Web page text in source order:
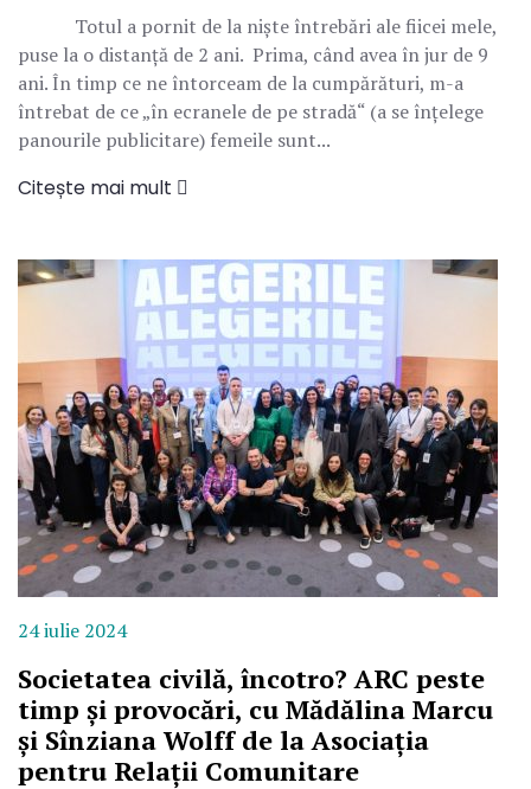
Totul a pornit de la niște întrebări ale fiicei mele,
puse la o distanță de 2 ani. Prima, când avea în jur de 9
ani. În timp ce ne întorceam de la cumpărături, m-a
întrebat de ce „în ecranele de pe stradă“ (a se înțelege
panourile publicitare) femeile sunt...
Citește mai mult
24 iulie 2024
Societatea civilă, încotro? ARC peste
timp și provocări, cu Mădălina Marcu
și Sînziana Wolff de la Asociația
pentru Relații Comunitare